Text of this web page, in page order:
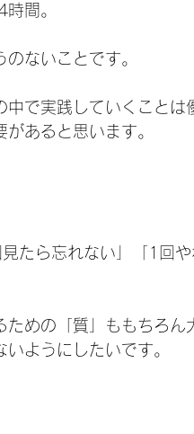
間。
のないことです。
中で実践していくこと
あると思います。
たら忘れない」「1回
ための「質」ももちろ
いようにしたいです。